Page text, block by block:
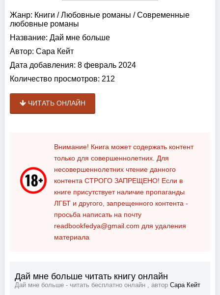
Жанр: Книги /Любовные романы /Современные
любовные романы
Название: Дай мне больше
Автор: Сара Кейт
Дата добавления: 8 февраль 2024
Количество просмотров: 212
ЧИТАТЬ ОНЛАЙН
Внимание! Книга может содержать контент
только для совершеннолетних. Для
несовершеннолетних чтение данного
контента СТРОГО ЗАПРЕЩЕНО! Если в
книге присутствует наличие пропаганды
ЛГБТ и другого, запрещенного контента -
просьба написать на почту
readbookfedya@gmail.com для удаления
материала
Дай мне больше читать книгу онлайн
Дай мне больше - читать бесплатно онлайн , автор Сара Кейт